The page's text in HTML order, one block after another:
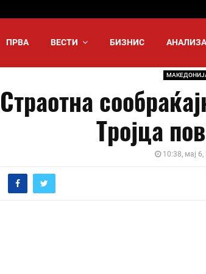
ПРВА ВЕСТИ БИЗНИС АНАЛИЗА
Страотна
Тројца
10:38, мај 6,